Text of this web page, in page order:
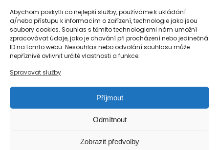
Abychom poskytli co nejlepší služby, používáme k ukládání
a/nebo přístupu k informacím o zařízení, technologie jako jsou
soubory cookies. Souhlas s těmito technologiemi nám umožní
zpracovávat údaje, jako je chování při procházení nebo jedinečná
ID na tomto webu. Nesouhlas nebo odvolání souhlasu může
nepříznivě ovlivnit určité vlastnosti a funkce.
Spravovat služby
Příjmout
Odmítnout
Zobrazit předvolby
O nás
Obchodní podmínky
Zásady ochrany osobních údajů
Zásady cookies (EU)